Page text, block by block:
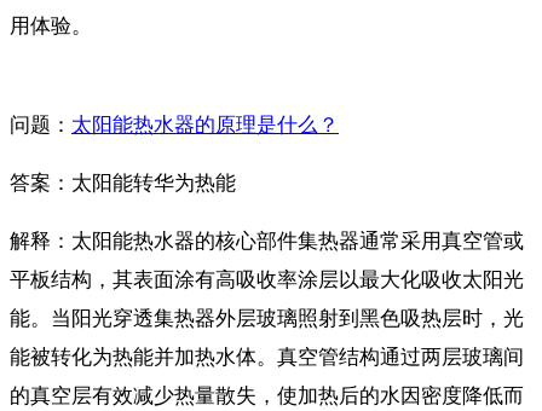
用体验。
问题： 太阳能热水器的原理是什么？
答案：太阳能转华为热能
解释：太阳能热水器的核心部件集热器通常采用真空管或
平板结构，其表面涂有高吸收率涂层以最大化吸收太阳光
能。当阳光穿透集热器外层玻璃照射到黑色吸热层时，光
能被转化为热能并加热水体。真空管结构通过两层玻璃间
的真空层有效减少热量散失，使加热后的水因密度降低而